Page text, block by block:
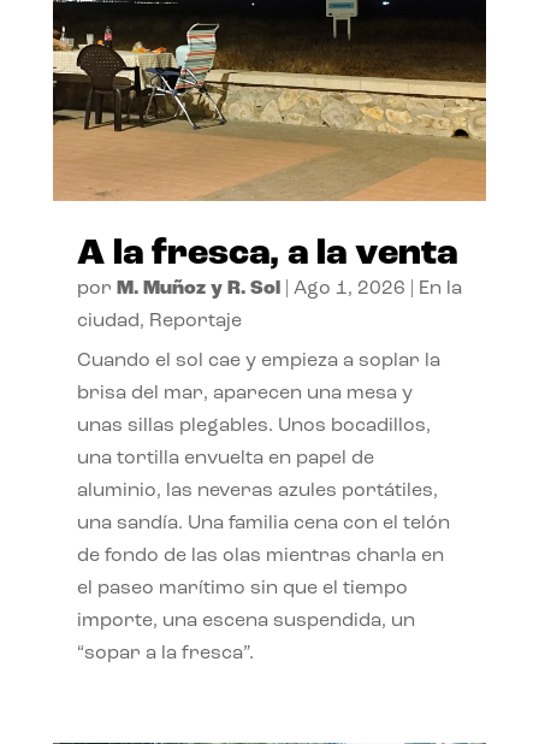
A la fresca, a la venta
por M. Muñoz y R. Sol| Ago 1, 2026
En la
ciudad, Reportaje
Cuando el sol cae y empieza a soplar la
brisa del mar, aparecen una mesa y
unas sillas plegables. Unos bocadillos,
una tortilla envuelta en papel de
aluminio, las neveras azules portátiles,
una sandía. Una familia cena con el telón
de fondo de las olas mientras charla en
el paseo marítimo sin que el tiempo
importe, una escena suspendida, un
“sopar a la fresca”.